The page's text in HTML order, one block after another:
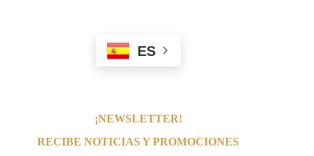
ES
¡NEWSLETTER!
RECIBE NOTICIAS Y PROMOCIONES